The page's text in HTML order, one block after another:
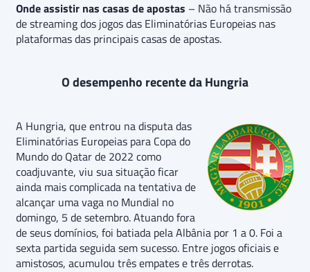
Onde assistir nas casas de apostas – Não há transmissão
de streaming dos jogos das Eliminatórias Europeias nas
plataformas das principais casas de apostas.
O desempenho recente da Hungria
A Hungria, que entrou na disputa das
Eliminatórias Europeias para Copa do
Mundo do Qatar de 2022 como
coadjuvante, viu sua situação ficar
ainda mais complicada na tentativa de
alcançar uma vaga no Mundial no
domingo, 5 de setembro. Atuando fora
de seus domínios, foi batiada pela Albânia por 1 a 0. Foi a
sexta partida seguida sem sucesso. Entre jogos oficiais e
amistosos, acumulou três empates e três derrotas.